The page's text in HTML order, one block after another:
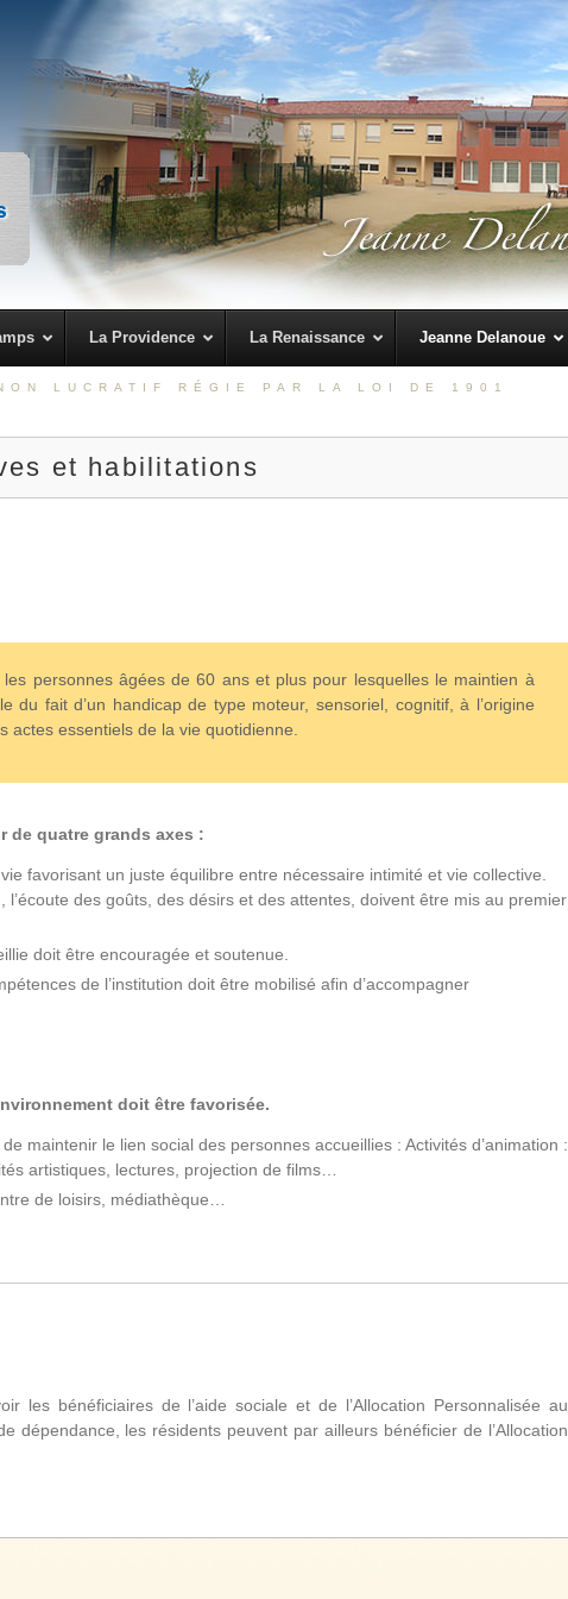
La Providence La Renaissance Jeanne Delanoue
LUCRATIF RÉGIE PAR LA LOI DE 1901
et habilitations
les personnes âgées de 60 ans et plus pour lesquelles le maintien à
du fait d’un handicap de type moteur, sensoriel, cognitif, à l’origine
actes essentiels de la vie quotidienne.
de quatre grands axes :
favorisant un juste équilibre entre nécessaire intimité et vie collective.
l’écoute des goûts, des désirs et des attentes, doivent être mis au premier
doit être encouragée et soutenue.
de l’institution doit être mobilisé afin d’accompagner
doit être favorisée.
maintenir le lien social des personnes accueillies : Activités d’animation :
artistiques, lectures, projection de films…
de loisirs, médiathèque…
les bénéficiaires de l’aide sociale et de l’Allocation Personnalisée au
dépendance, les résidents peuvent par ailleurs bénéficier de l’Allocation